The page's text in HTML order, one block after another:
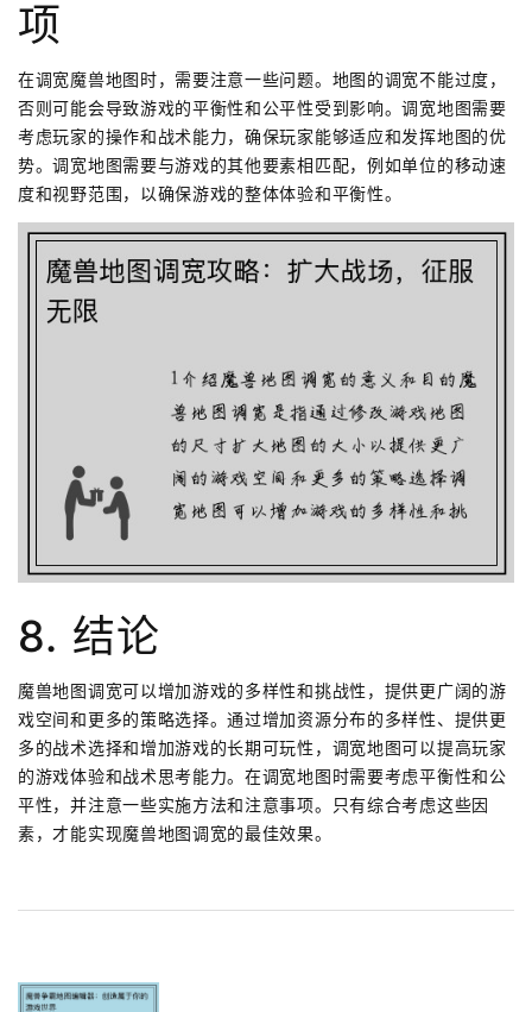
项
在调宽魔兽地图时，需要注意一些问题。地图的调宽不能过度，
否则可能会导致游戏的平衡性和公平性受到影响。调宽地图需要
考虑玩家的操作和战术能力，确保玩家能够适应和发挥地图的优
势。调宽地图需要与游戏的其他要素相匹配，例如单位的移动速
度和视野范围，以确保游戏的整体体验和平衡性。
8. 结论
魔兽地图调宽可以增加游戏的多样性和挑战性，提供更广阔的游
戏空间和更多的策略选择。通过增加资源分布的多样性、提供更
多的战术选择和增加游戏的长期可玩性，调宽地图可以提高玩家
的游戏体验和战术思考能力。在调宽地图时需要考虑平衡性和公
平性，并注意一些实施方法和注意事项。只有综合考虑这些因
素，才能实现魔兽地图调宽的最佳效果。